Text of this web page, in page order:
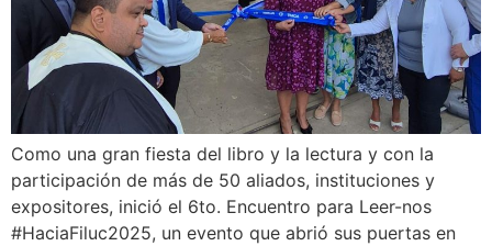
Como una gran fiesta del libro y la lectura y con la
participación de más de 50 aliados, instituciones y
expositores, inició el 6to. Encuentro para Leer-nos
#HaciaFiluc2025, un evento que abrió sus puertas en